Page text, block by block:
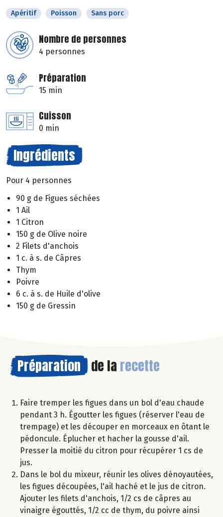
Apéritif Poisson Sans porc
Nombre de personnes
4 personnes
Préparation
15 min
Cuisson
0 min
Ingrédients
Pour 4 personnes
90 g de Figues séchées
1 Ail
1 Citron
150 g de Olive noire
2 Filets d'anchois
1 c. à s. de Câpres
Thym
Poivre
6 c. à s. de Huile d'olive
150 g de Gressin
Préparation de la recette
Faire tremper les figues dans un bol d'eau chaude
pendant 3 h. Égoutter les figues (réserver l'eau de
trempage) et les découper en morceaux en ôtant le
pédoncule. Éplucher et hacher la gousse d'ail.
Presser la moitié du citron pour récupérer 1 cs de
jus.
Dans le bol du mixeur, réunir les olives dénoyautées,
les figues découpées, l'ail haché et le jus de citron.
Ajouter les filets d'anchois, 1/2 cs de câpres au
vinaigre égouttés, 1/2 cc de thym, du poivre ainsi